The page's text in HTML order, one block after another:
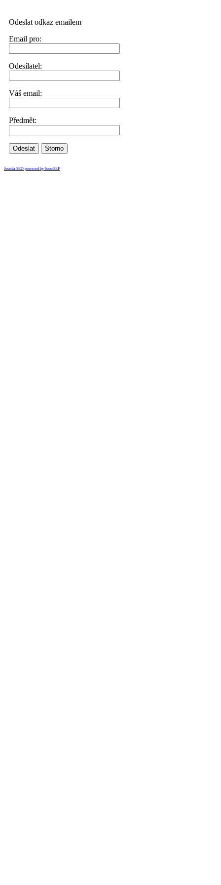
Odeslat odkaz emailem
Email pro:
Odesílatel:
Váš email:
Předmět:
Odeslat Storno
Joomla SEO powered by JoomSEF